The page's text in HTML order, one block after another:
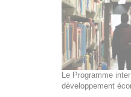
Le Programme
développement